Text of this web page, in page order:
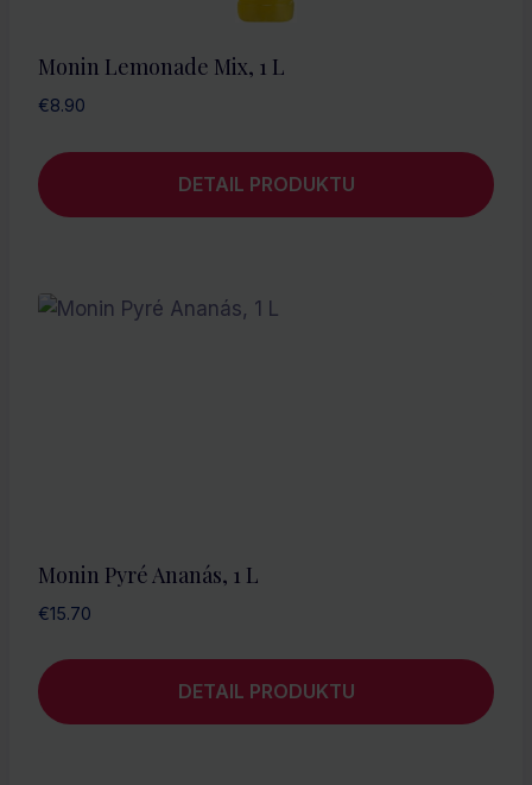
Monin Lemonade Mix, 1 L
€8.90
DETAIL PRODUKTU
Monin Pyré Ananás, 1 L
€15.70
DETAIL PRODUKTU